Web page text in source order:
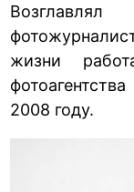
Возглавлял
жизни
2008 году.